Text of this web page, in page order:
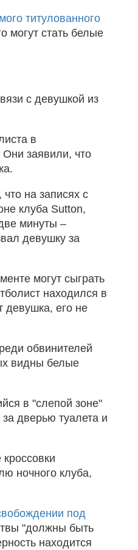
титулованного
могут стать белые
с девушкой из
в
заявили, что
на записях с
клуба Sutton,
минуты –
девушку за
могут сыграть
находился в
девушка, его не
обвинителей
видны белые
в "слепой зоне"
дверью туалета и
ночного клуба,
под
"должны быть
находится